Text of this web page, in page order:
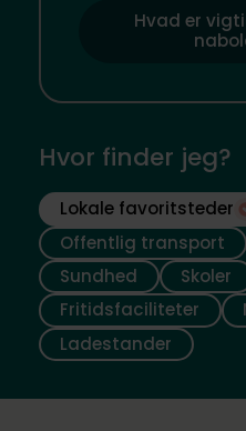
Hvad er
Hvor finder jeg?
Lokale favoritsteder
Offentlig transport
Sundhed
Skoler
Fritidsfaciliteter
Ladestander